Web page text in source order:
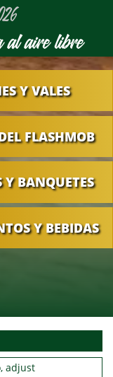
al aire libre
Y VALES
FLASHMOB
Y BANQUETES
Y BEBIDAS
adjust